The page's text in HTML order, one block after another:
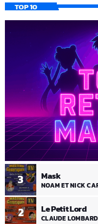
TOP 10
2 Le Petit Lord
CLAUDE LOMBARD
3 Mask
NOAM ET NICK